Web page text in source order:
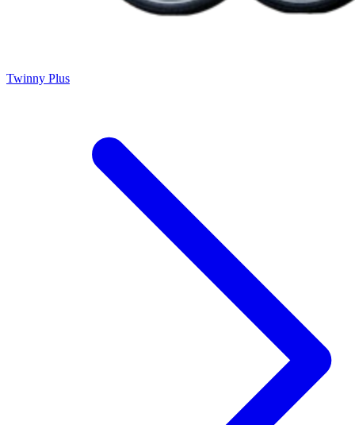
Twinny Plus